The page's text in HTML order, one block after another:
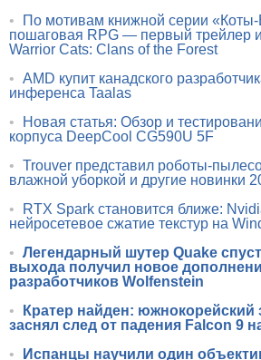
•
По мотивам книжной серии
пошаговая RPG — первый трейлер
Warrior Cats: Clans of the Forest
• AMD купит канадского
инференса Taalas
•
Новая статья: Обзор и
корпуса DeepCool CG590U 5F
• Trouver представил роботы-
влажной уборкой и другие новинки
•
RTX Spark становится ближе:
нейросетевое сжатие текстур на
• Легендарный шутер Quake
выхода получил новое
разработчиков Wolfenstein
•
Кратер найден:
заснял след от падения Falcon 9
•
Испанцы научили один